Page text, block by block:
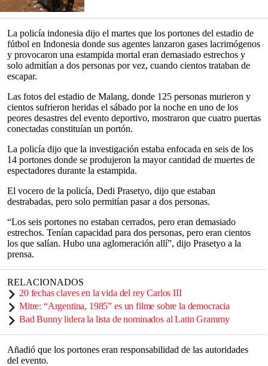
La policía indonesia dijo el martes que los portones del estadio de
fútbol en Indonesia donde sus agentes lanzaron gases lacrimógenos
y provocaron una estampida mortal eran demasiado estrechos y
solo admitían a dos personas por vez, cuando cientos trataban de
escapar.
Las fotos del estadio de Malang, donde 125 personas murieron y
cientos sufrieron heridas el sábado por la noche en uno de los
peores desastres del evento deportivo, mostraron que cuatro puertas
conectadas constituían un portón.
La policía dijo que la investigación estaba enfocada en seis de los
14 portones donde se produjeron la mayor cantidad de muertes de
espectadores durante la estampida.
El vocero de la policía, Dedi Prasetyo, dijo que estaban
destrabadas, pero solo permitían pasar a dos personas.
“Los seis portones no estaban cerrados, pero eran demasiado
estrechos. Tenían capacidad para dos personas, pero eran cientos
los que salían. Hubo una aglomeración allí”, dijo Prasetyo a la
prensa.
RELACIONADOS
20 fechas claves en la vida del rey Carlos III
Mitre: “Argentina, 1985” es un filme sobre la democracia
Bad Bunny lidera la lista de nominados al Latin Grammy
Añadió que los portones eran responsabilidad de las autoridades
del evento.